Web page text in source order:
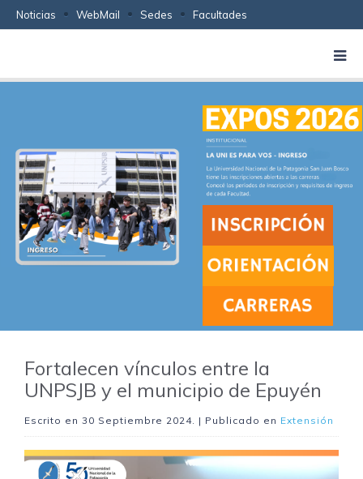
Noticias WebMail Sedes Facultades
Fortalecen vínculos entre la
UNPSJB y el municipio de Epuyén
Escrito en 30 Septiembre 2024. | Publicado en Extensión